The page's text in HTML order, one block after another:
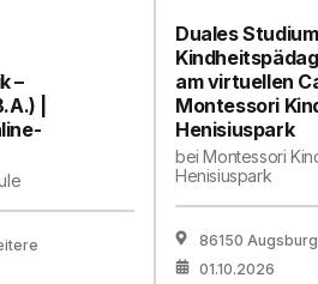
–
|
Duales Studium
am virtuellen
Montessori
Henisiuspark
beiMontessori
Henisiuspark
86150 Augsburg
01.10.2026